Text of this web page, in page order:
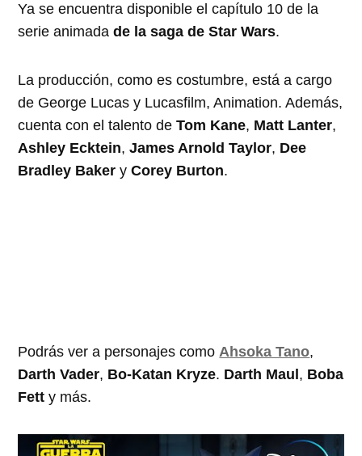
Ya se encuentra disponible el capítulo 10 de la
serie animadade la saga de Star Wars.
La producción, como es costumbre, está a cargo
de George Lucas y Lucasfilm, Animation. Además,
cuenta con el talento deTom Kane, Matt Lanter,
Ashley Ecktein,James Arnold Taylor, Dee
Bradley Baker yCorey Burton.
Podrás ver a personajes comoAhsoka Tano,
Darth Vader, Bo-Katan Kryze. Darth Maul , Boba
Fett y más.